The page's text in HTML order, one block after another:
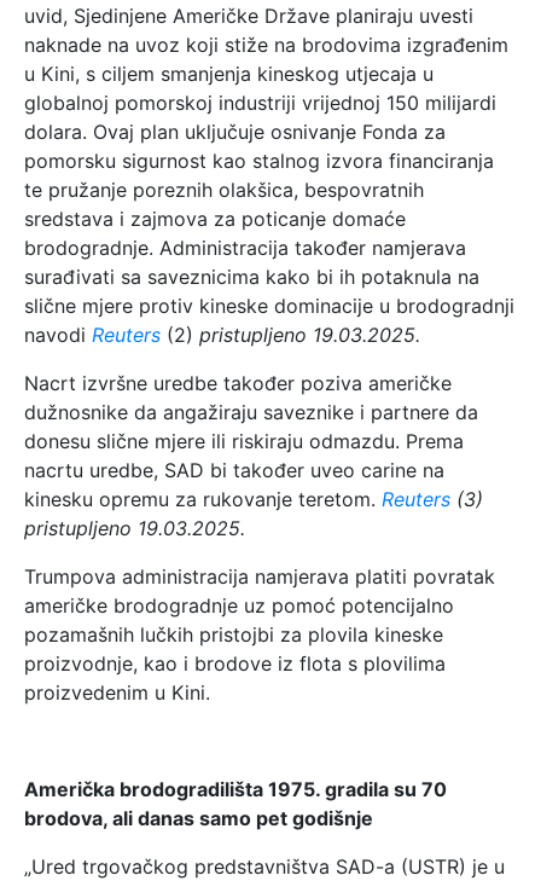
uvid, Sjedinjene Američke Države planiraju uvesti
naknade na uvoz koji stiže na brodovima izgrađenim
u Kini, s ciljem smanjenja kineskog utjecaja u
globalnoj pomorskoj industriji vrijednoj 150 milijardi
dolara. Ovaj plan uključuje osnivanje Fonda za
pomorsku sigurnost kao stalnog izvora financiranja
te pružanje poreznih olakšica, bespovratnih
sredstava i zajmova za poticanje domaće
brodogradnje. Administracija također namjerava
surađivati sa saveznicima kako bi ih potaknula na
slične mjere protiv kineske dominacije u brodogradnji
navodi Reuters (2) pristupljeno 19.03.2025.
Nacrt izvršne uredbe također poziva američke
dužnosnike da angažiraju saveznike i partnere da
donesu slične mjere ili riskiraju odmazdu. Prema
nacrtu uredbe, SAD bi također uveo carine na
kinesku opremu za rukovanje teretom. Reuters (3)
pristupljeno 19.03.2025.
Trumpova administracija namjerava platiti povratak
američke brodogradnje uz pomoć potencijalno
pozamašnih lučkih pristojbi za plovila kineske
proizvodnje, kao i brodove iz flota s plovilima
proizvedenim u Kini.
Američka brodogradilišta 1975. gradila su 70
brodova, ali danas samo pet godišnje
„Ured trgovačkog predstavništva SAD-a (USTR) je u